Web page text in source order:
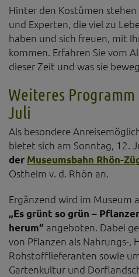
Hinter den Kostümen
und Experten, die viel zu
haben und sich freuen, mit
kommen. Erfahren Sie vom
dieser Zeit und was sie
Weiteres Programm
Juli
Als besondere
bietet sich am Sonntag, 12.
der Museumsbahn Rhön-
Ostheim v. d. Rhön an.
Ergänzend wird im Museum
„Es grünt so grün –
herum“ angeboten. Dabei
von Pflanzen als Nahrungs-,
Rohstofflieferanten sowie
Gartenkultur und